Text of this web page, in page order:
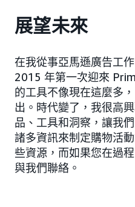
展望未來
在我從事亞馬遜廣告工
2015 年第一次迎來
的工具不像現在這麼多
出。時代變了，我很高
品、工具和洞察，讓我
諸多資訊來制定購物活
些資源，而如果您在過
與我們聯絡。